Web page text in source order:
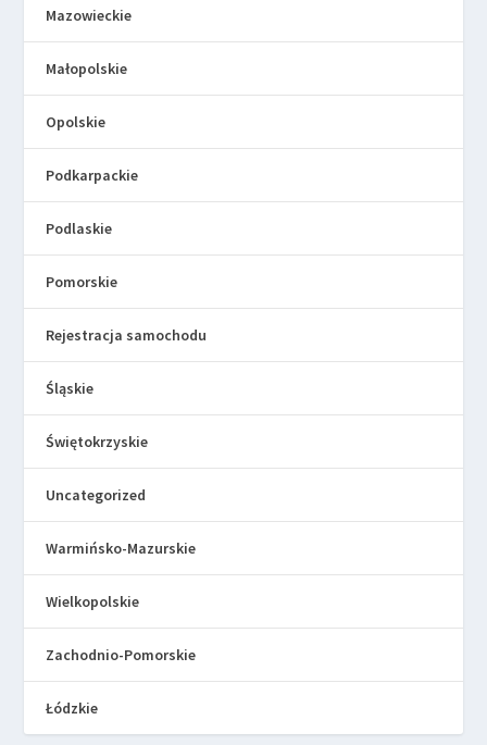
Mazowieckie
Małopolskie
Opolskie
Podkarpackie
Podlaskie
Pomorskie
Rejestracja samochodu
Śląskie
Świętokrzyskie
Uncategorized
Warmińsko-Mazurskie
Wielkopolskie
Zachodnio-Pomorskie
Łódzkie